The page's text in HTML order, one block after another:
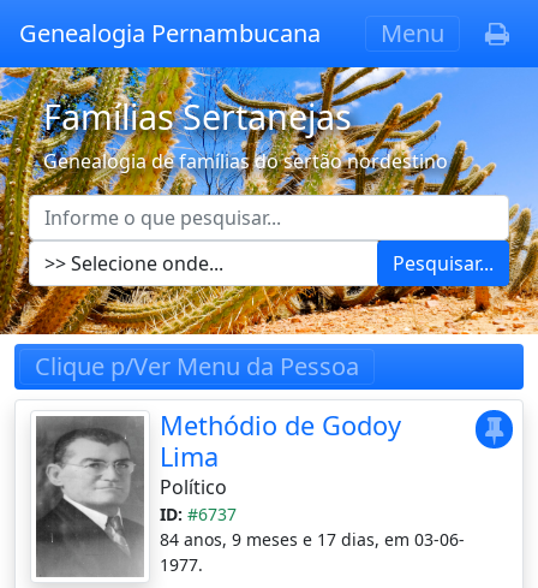
Genealogia Pernambucana Menu
Famílias Sertanejas
Genealogia de famílias do sertão nordestino
Pesquisar...
Clique p/Ver Menu da Pessoa
Methódio de Godoy
Lima
Político
ID: #6737
84 anos, 9 meses e 17 dias, em 03-06-
1977.